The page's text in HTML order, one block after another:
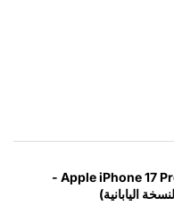
Apple iPhone 17 Pro 6.3" 512GB -
اليابانية)